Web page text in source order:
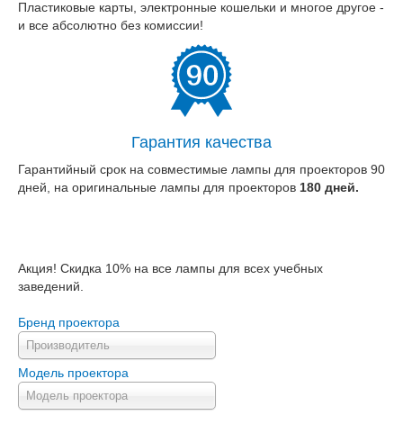
Пластиковые карты, электронные кошельки и многое другое -
и все абсолютно без комиссии!
Гарантия качества
Гарантийный срок на совместимые лампы для проекторов 90
дней, на оригинальные лампы для проекторов 180 дней.
Акция! Скидка 10% на все лампы для всех учебных
заведений.
Бренд проектора
Производитель
Модель проектора
Модель проектора